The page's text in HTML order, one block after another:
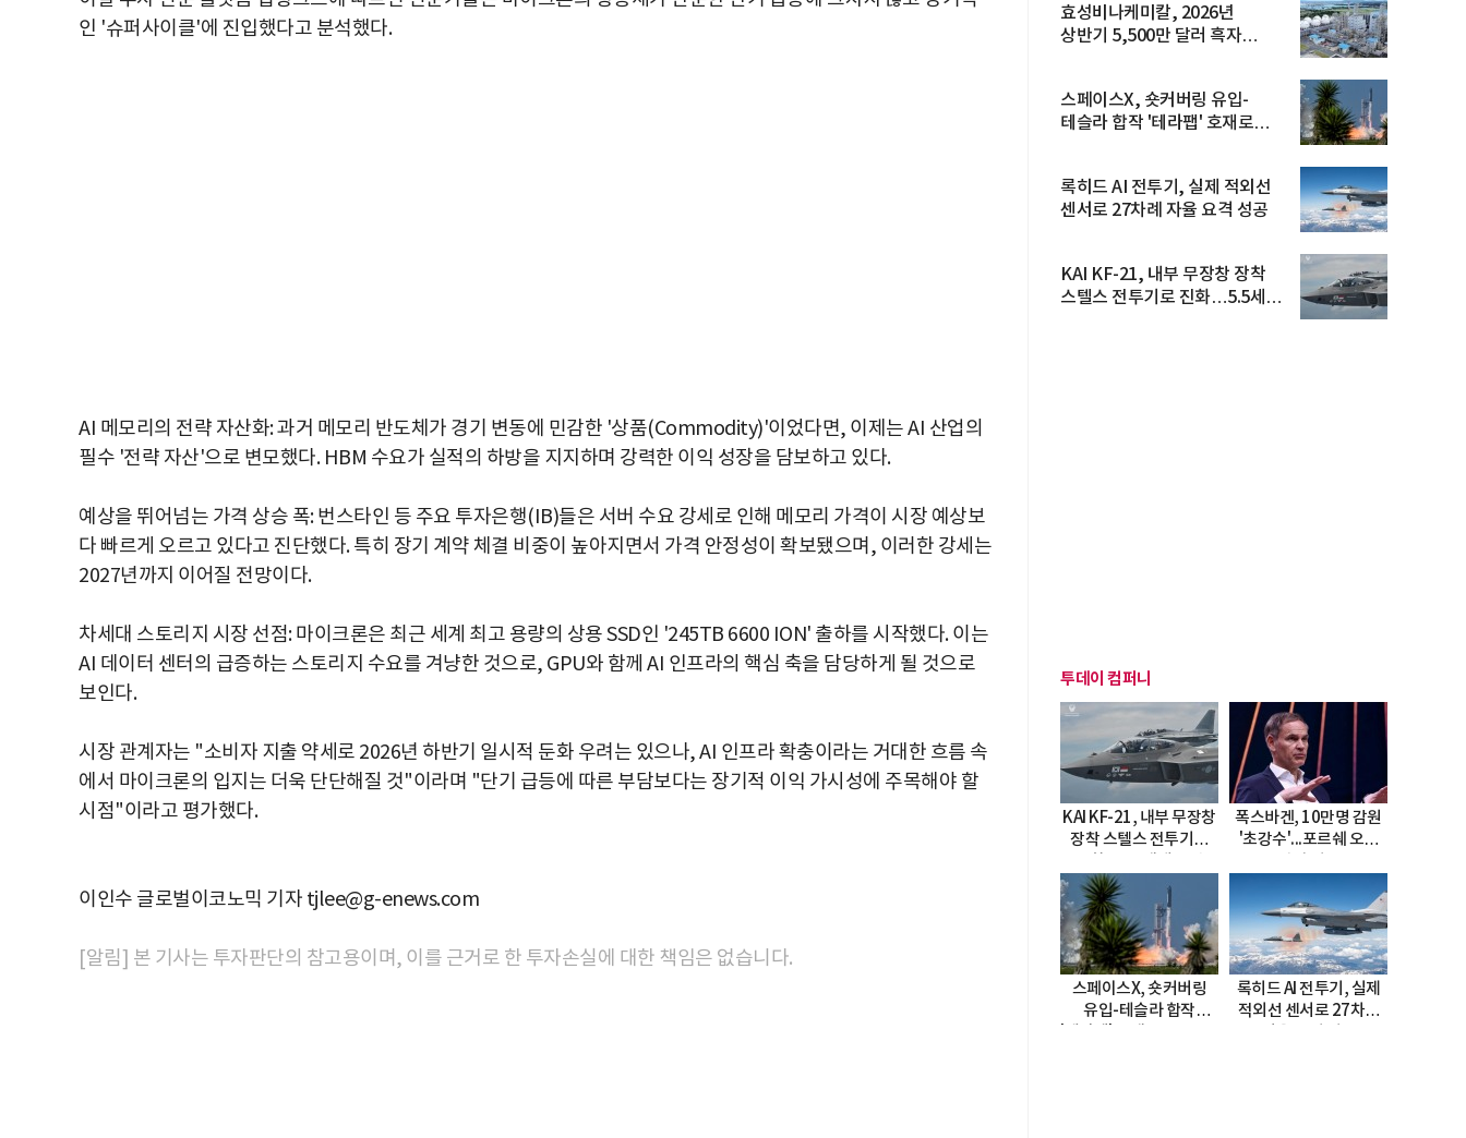
인 '슈퍼사이클'에 진입했다고 분석했다.
AI 메모리의 전략 자산화: 과거 메모리 반도체가 경기 변동에 민감한 '상품(Commodity)'이었다면, 이제는 AI 산업의
필수 '전략 자산'으로 변모했다. HBM 수요가 실적의 하방을 지지하며 강력한 이익 성장을 담보하고 있다.
예상을 뛰어넘는 가격 상승 폭: 번스타인 등 주요 투자은행(IB)들은 서버 수요 강세로 인해 메모리 가격이 시장 예상보
다 빠르게 오르고 있다고 진단했다. 특히 장기 계약 체결 비중이 높아지면서 가격 안정성이 확보됐으며, 이러한 강세는
2027년까지 이어질 전망이다.
차세대 스토리지 시장 선점: 마이크론은 최근 세계 최고 용량의 상용 SSD인 '245TB 6600 ION' 출하를 시작했다. 이는
AI 데이터 센터의 급증하는 스토리지 수요를 겨냥한 것으로, GPU와 함께 AI 인프라의 핵심 축을 담당하게 될 것으로
보인다.
시장 관계자는 "소비자 지출 약세로 2026년 하반기 일시적 둔화 우려는 있으나, AI 인프라 확충이라는 거대한 흐름 속
에서 마이크론의 입지는 더욱 단단해질 것"이라며 "단기 급등에 따른 부담보다는 장기적 이익 가시성에 주목해야 할
시점"이라고 평가했다.
이인수 글로벌이코노믹 기자 tjlee@g-enews.com
[알림] 본 기사는 투자판단의 참고용이며, 이를 근거로 한 투자손실에 대한 책임은 없습니다.
효성비나케미칼, 2026년
상반기 5,500만 달러 흑자
스페이스X, 숏커버링 유입-
테슬라 합작 '테라팹' 호재로
록히드 AI 전투기, 실제 적외선
센서로 27차례 자율 요격 성공
KAI KF-21, 내부 무장창 장착
스텔스 전투기로 진화…5.5세대
투데이 컴퍼니
KAI KF-21, 내부 무장창
장착 스텔스 전투기로
폭스바겐, 10만명 감원
'초강수'...포르쉐 오너
스페이스X, 숏커버링
유입-테슬라 합작
록히드 AI 전투기, 실제
적외선 센서로 27차례